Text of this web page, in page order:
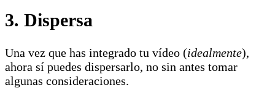
3. Dispersa
Una vez que has integrado tu vídeo (idealmente),
ahora sí puedes dispersarlo, no sin antes tomar
algunas consideraciones.